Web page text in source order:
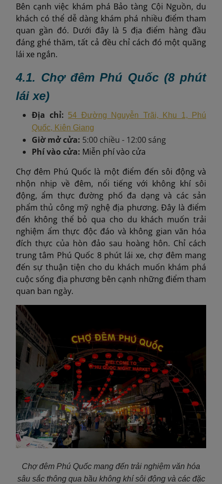
Bên cạnh việc khám phá Bảo tàng Cội Nguồn, du
khách có thể dễ dàng khám phá nhiều điểm tham
quan gần đó. Dưới đây là 5 địa điểm hàng đầu
đáng ghé thăm, tất cả đều chỉ cách đó một quãng
lái xe ngắn.
4.1. Chợ đêm Phú Quốc (8 phút
lái xe)
Địa chỉ: 54 Đường Nguyễn Trãi, Khu 1, Phú
Quốc, Kiên Giang
Giờ mở cửa: 5:00 chiều - 12:00 sáng
Phí vào cửa: Miễn phí vào cửa
Chợ đêm Phú Quốc là một điểm đến sôi động và
nhộn nhịp về đêm, nổi tiếng với không khí sôi
động, ẩm thực đường phố đa dạng và các sản
phẩm thủ công mỹ nghệ địa phương. Đây là điểm
đến không thể bỏ qua cho du khách muốn trải
nghiệm ẩm thực độc đáo và không gian văn hóa
đích thực của hòn đảo sau hoàng hôn. Chỉ cách
trung tâm Phú Quốc 8 phút lái xe, chợ đêm mang
đến sự thuận tiện cho du khách muốn khám phá
cuộc sống địa phương bên cạnh những điểm tham
quan ban ngày.
Chợ đêm Phú Quốc mang đến trải nghiệm văn hóa
sâu sắc thông qua bầu không khí sôi động và các đặc